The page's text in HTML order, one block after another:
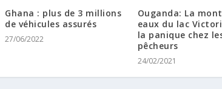
Ghana : plus de 3 millions
de véhicules assurés
27/06/2022
Ouganda: La
eaux du lac
la panique chez
pêcheurs
24/02/2021